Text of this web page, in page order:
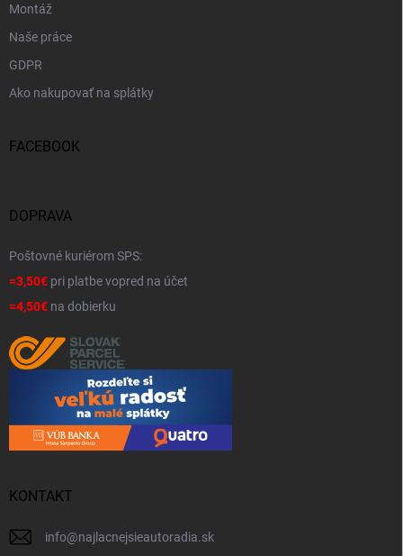
Montáž
Naše práce
GDPR
Ako nakupovať na splátky
FACEBOOK
DOPRAVA
Poštovné kuriérom SPS:
=3,50€ pri platbe vopred na účet
=4,50€ na dobierku
KONTAKT
info@najlacnejsieautoradia.sk